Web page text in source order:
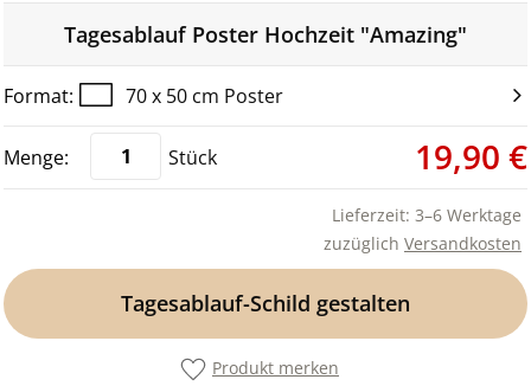
Tagesablauf Poster Hochzeit "Amazing"
70 x 50 cm Poster
Stück 19,90 €
Lieferzeit: 3–6 Werktage
zuzüglich Versandkosten
Tagesablauf-Schild gestalten
Produkt merken